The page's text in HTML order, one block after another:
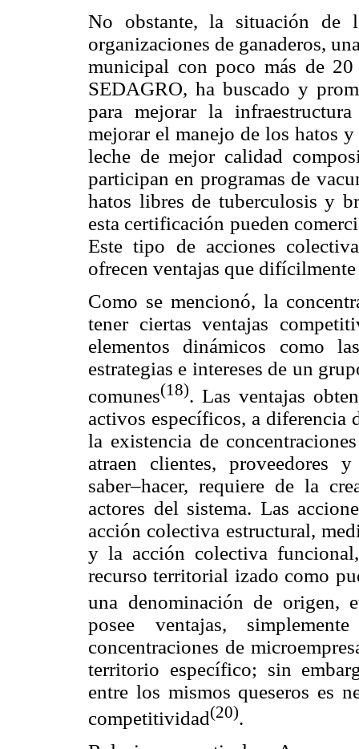
No obstante, la situación de
organizaciones de ganaderos,
municipal con poco más de
SEDAGRO, ha buscado y
para mejorar la
mejorar el manejo de los hatos
leche de mejor calidad
participan en programas de
hatos libres de tuberculosis y
esta certificación pueden
Este tipo de acciones
ofrecen ventajas que
Como se mencionó, la
tener ciertas ventajas
elementos dinámicos como
estrategias e intereses de un
comunes(18). Las ventajas
activos específicos, a diferencia
la existencia de
atraen clientes, proveedores
saber–hacer, requiere de la
actores del sistema. Las
acción colectiva estructural,
y la acción colectiva
recurso territorial izado como
una denominación de origen,
posee ventajas,
concentraciones de
territorio específico; sin
entre los mismos queseros es
competitividad(20).